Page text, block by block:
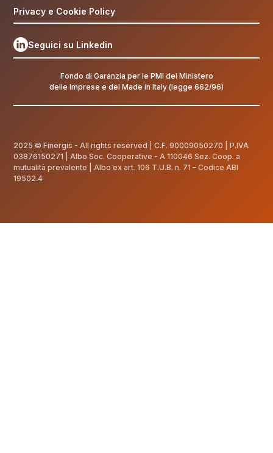
Privacy e Cookie Policy
Seguici su Linkedin
Fondo di Garanzia per le PMI del Ministero
delle Imprese e del Made in Italy (legge 662/96)
2025 © Finergis - All rights reserved | C.F.90009050270 | P.IVA
03876150271 | Albo Soc. Cooperative - A 110046 Sez. Coop. a
mutualità prevalente | Albo ex art. 106 T.U.B. n. 71 – Codice ABI
19502.4